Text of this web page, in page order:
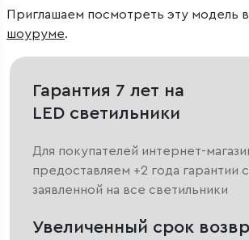
Приглашаем посмотреть эту модель в
шоуруме.
Гарантия 7 лет на
LED светильники
Для покупателей интернет-
предоставляем +2 года гарантии
заявленной на все светильники
Увеличенный срок